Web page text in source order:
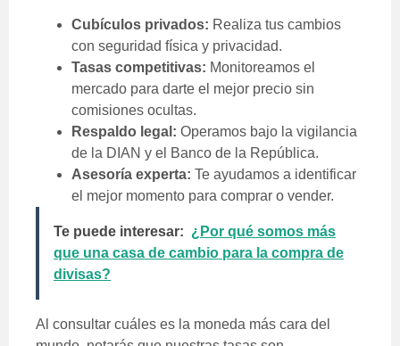
Cubículos privados: Realiza tus cambios
con seguridad física y privacidad.
Tasas competitivas: Monitoreamos el
mercado para darte el mejor precio sin
comisiones ocultas.
Respaldo legal: Operamos bajo la vigilancia
de la DIAN y el Banco de la República.
Asesoría experta: Te ayudamos a identificar
el mejor momento para comprar o vender.
Te puede interesar: ¿Por qué somos más
que una casa de cambio para la compra de
divisas?
Al consultar cuáles es la moneda más cara del